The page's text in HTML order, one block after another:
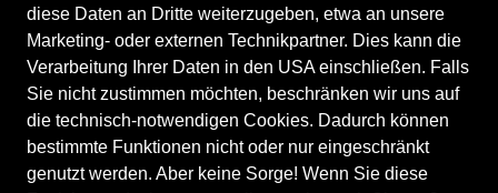
diese Daten an Dritte weiterzugeben, etwa an unsere
Marketing- oder externen Technikpartner. Dies kann die
Verarbeitung Ihrer Daten in den USA einschließen. Falls
Sie nicht zustimmen möchten, beschränken wir uns auf
die technisch-notwendigen Cookies. Dadurch können
bestimmte Funktionen nicht oder nur eingeschränkt
genutzt werden. Aber keine Sorge! Wenn Sie diese
SUPERSOFT Herrenschuhe
Pantoletten BROWN
Preis
29,95 € inkl. MwSt., zzgl. Versandkosten
Verkauf durchSchuh Worschek (Eggenfelden)
1 Angebot einer anderen Filiale